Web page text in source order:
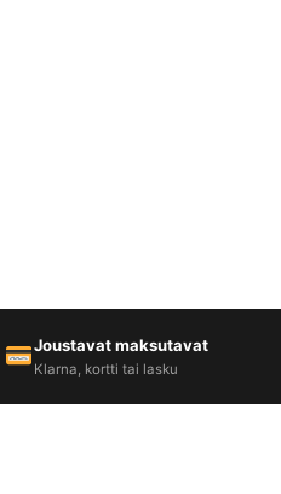
Joustavat maksutavat
Klarna, kortti tai lasku